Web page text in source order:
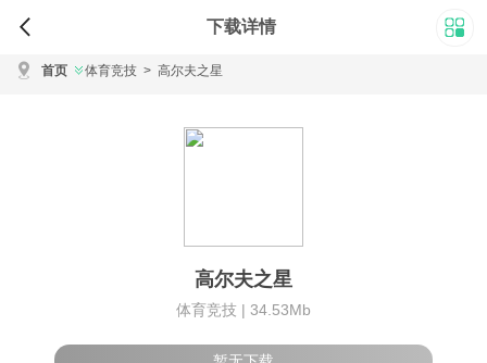
下载详情
首页 体育竞技 > 高尔夫之星
高尔夫之星
体育竞技 | 34.53Mb